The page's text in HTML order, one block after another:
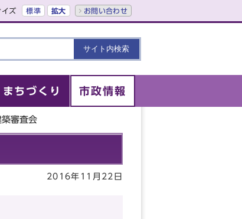
イズ 標準 拡大 お問い合わせ
まちづくり 市政情報
審査会
2016年11月22日